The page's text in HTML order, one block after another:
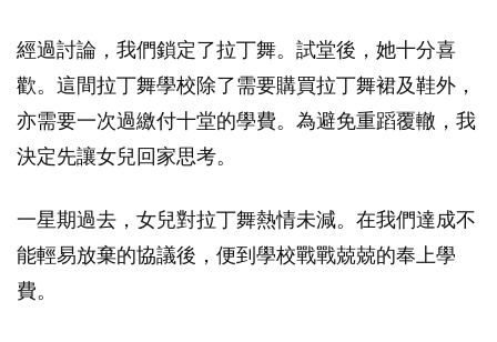
經過討論，我們鎖定了拉丁舞。試堂後，她十分喜
歡。這間拉丁舞學校除了需要購買拉丁舞裙及鞋外，
亦需要一次過繳付十堂的學費。為避免重蹈覆轍，我
決定先讓女兒回家思考。
一星期過去，女兒對拉丁舞熱情未減。在我們達成不
能輕易放棄的協議後，便到學校戰戰兢兢的奉上學
費。